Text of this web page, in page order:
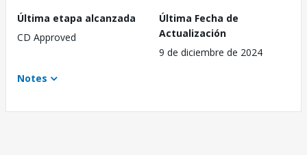
Última etapa alcanzada
CD Approved
Última Fecha de
Actualización
9 de diciembre de 2024
Notes